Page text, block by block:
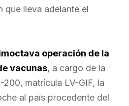
que lleva adelante el
operación de la
vacunas, a cargo de la
matrícula LV-GIF, la
al país procedente del